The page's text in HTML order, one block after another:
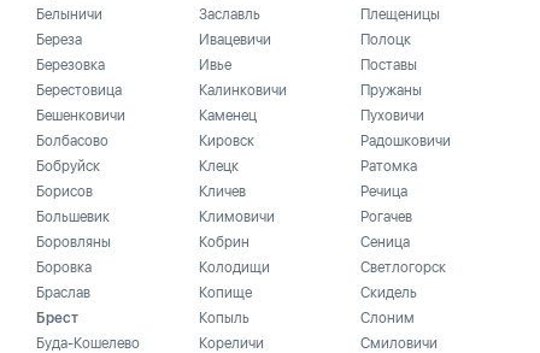
Белыничи
Береза
Березовка
Берестовица
Бешенковичи
Болбасово
Бобруйск
Борисов
Большевик
Боровляны
Боровка
Браслав
Брест
Буда-Кошелево
Заславль
Ивацевичи
Ивье
Калинковичи
Каменец
Кировск
Клецк
Кличев
Климовичи
Кобрин
Колодищи
Копище
Копыль
Кореличи
Плещеницы
Полоцк
Поставы
Пружаны
Пуховичи
Радошковичи
Ратомка
Речица
Рогачев
Сеница
Светлогорск
Скидель
Слоним
Смиловичи